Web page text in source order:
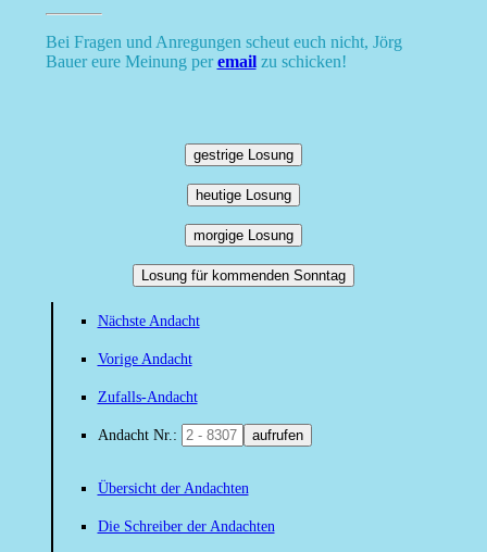
Bei Fragen und Anregungen scheut euch nicht, Jörg
Bauer eure Meinung peremailzu schicken!
gestrige Losung
heutige Losung
morgige Losung
Losung für kommenden Sonntag
Nächste Andacht
Vorige Andacht
Zufalls-Andacht
Andacht Nr.: aufrufen
Übersicht der Andachten
Die Schreiber der Andachten